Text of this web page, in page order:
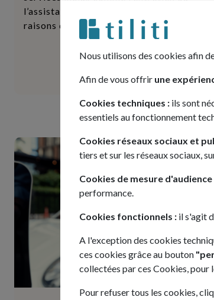
Nous utilisons des cookies afin
Afin de vous offrir une
Cookies techniques : ils sont
essentiels au fonctionnement
Cookies réseaux sociaux et
tiers et sur les réseaux sociaux,
Cookies de mesure d'audience
performance.
Cookies fonctionnels : il s'agit
A l'exception des cookies
ces cookies grâce au bouton
collectées par ces Cookies, pour
Pour refuser tous les cookies,
l’assistance : retrouvez toutes les bonnes
raisons d’opter pour l’abonnement voi...